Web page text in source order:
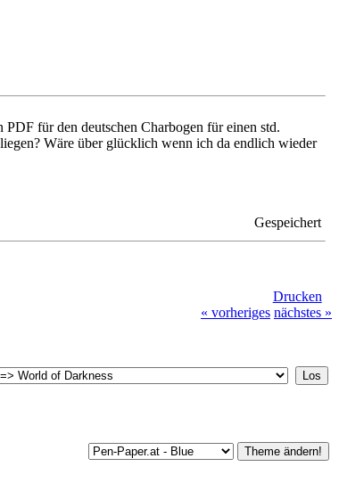
für den deutschen Charbogen für einen std.
Wäre über glücklich wenn ich da endlich wieder
Gespeichert
Drucken
« vorheriges nächstes »